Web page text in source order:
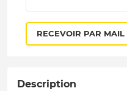
RECEVOIR PAR MAIL
Description